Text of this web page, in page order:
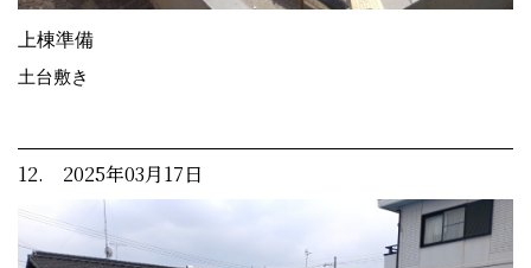
上棟準備
土台敷き
12. 2025年03月17日